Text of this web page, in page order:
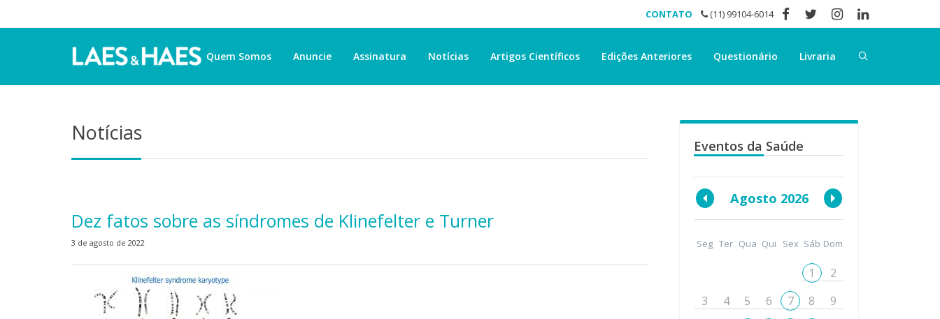
CONTATO (11) 99104-6014
Quem Somos Anuncie Assinatura Notícias Artigos Científicos Edições Anteriores Questionário Livraria
Notícias
Dez fatos sobre as síndromes de Klinefelter e Turner
3 de agosto de 2022
Eventos da Saúde
Agosto 2026
Seg Ter Qua Qui Sex Sáb Dom
1
2
3
4 5 6 7 8
9